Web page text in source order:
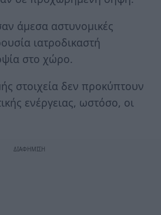
άμεσα αστυνομικές
ιατροδικαστή
στο χώρο.
στοιχεία δεν προκύπτουν
ενέργειας, ωστόσο, οι